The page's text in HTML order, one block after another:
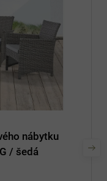
nábytku
/ šedá